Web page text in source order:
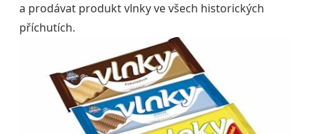
a prodávat produkt vlnky ve všech historických
příchutích.